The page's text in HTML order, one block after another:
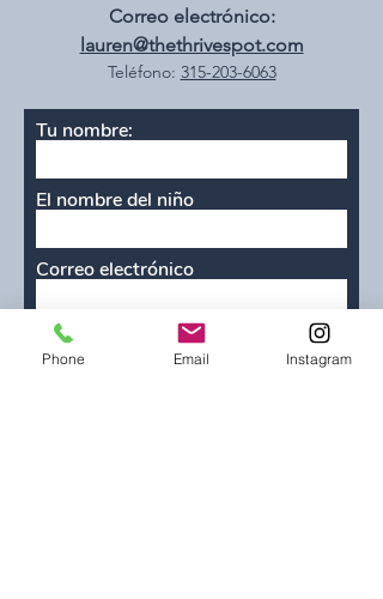
Correo electrónico:
lauren@thethrivespot.com
Teléfono: 315-203-6063
Tu nombre:
El nombre del niño
Correo electrónico
Teléfono
Phone Email Instagram